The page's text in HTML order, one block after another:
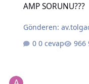
AMP SORUNU???
Gönderen:
0 cevap